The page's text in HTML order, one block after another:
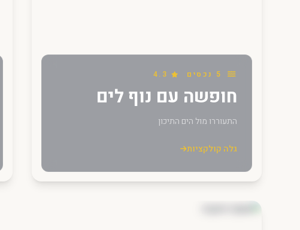
חופשה עם נוף לים
התעוררו מול הים התיכון
גלה קולקציות